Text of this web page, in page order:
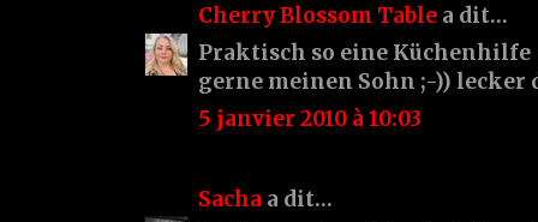
Cherry Blossom Table a dit…
Praktisch so eine Küchenhilfe
gerne meinen Sohn ;-)) lecker
5 janvier 2010 à 10:03
Sacha a dit…